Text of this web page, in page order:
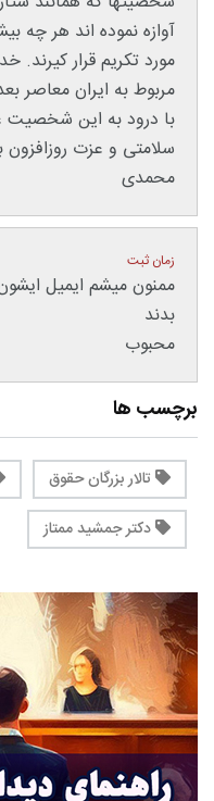
آوازه نموده اند هر چه
مورد تکریم قرار کیرند.
مربوط به ایران معاصر
با درود به این شخصیت
سلامتی و عزت روزافزون
محمدی
زمان ثبت
ممنون میشم ایمیل
بدند
محبوب
برچسب ها
تالار بزرگان حقوق
دکتر جمشید ممتاز